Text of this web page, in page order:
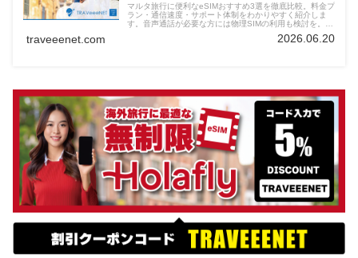
マルタ旅行に便利なeSIMおすすめ3選を徹底比較。料金プ
ラン・通信速度・サポート体制をわかりやすく紹介しま
す。音声通話が必要な方には物理SIMの利用も検討を。快
traveeenet.com 2026.06.20